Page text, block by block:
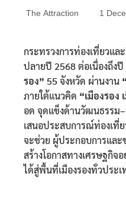
The Attraction 1
กระทรวงการท่องเที่ยวแ
ปลายปี 2568 ต่อเนื่องถึง
รอง” 55 จังหวัด ผ่านงาน
ภายใต้แนวคิด “เมืองรอง
อด จุดแข็งด้านวัฒนธรรม
เสนอประสบการณ์ท่องเที่
จะช่วย ผู้ประกอบการและ
สร้างโอกาสทางเศรษฐกิจ
ได้สู่พื้นที่เมืองรองทั่วประเ